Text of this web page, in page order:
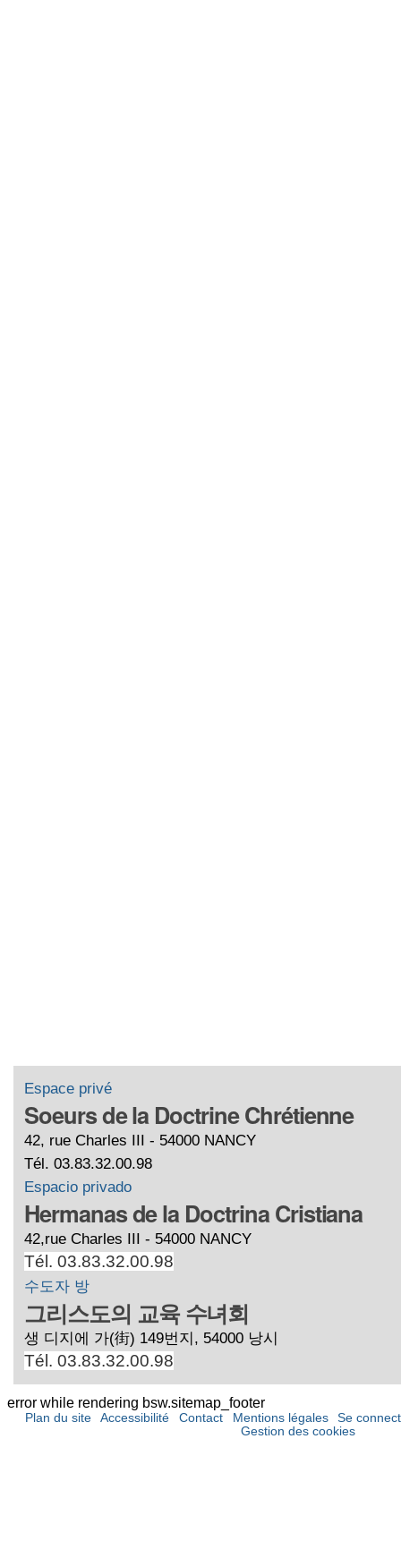
Espace privé
Soeurs de la Doctrine Chrétienne
42, rue Charles III - 54000 NANCY
Tél. 03.83.32.00.98
Espacio privado
Hermanas de la Doctrina Cristiana
42,rue Charles III - 54000 NANCY
Tél. 03.83.32.00.98
수도자 방
그리스도의 교육 수녀회
생 디지에 가(街) 149번지, 54000 낭시
Tél. 03.83.32.00.98
error while rendering bsw.sitemap_footer
Plan du site Accessibilité Contact Mentions légales
Se
Gestion des cookies